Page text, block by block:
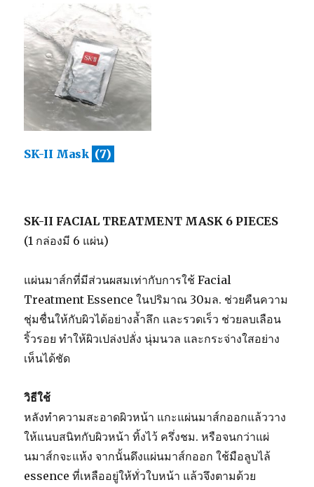
SK-II Mask (7)
SK-II FACIAL TREATMENT MASK 6 PIECES
(1 กล่องมี 6 แผ่น)
แผ่นมาส์กที่มีส่วนผสมเท่ากับการใช้ Facial
Treatment Essence ในปริมาณ 30มล. ช่วยคืนความ
ชุ่มชื่นให้กับผิวได้อย่างล้ำลึก และรวดเร็ว ช่วยลบเลือน
ริ้วรอย ทำให้ผิวเปล่งปลั่ง นุ่มนวล และกระจ่างใสอย่าง
เห็นได้ชัด
วิธีใช้
หลังทำความสะอาดผิวหน้า แกะแผ่นมาส์กออกแล้ววาง
ให้แนบสนิทกับผิวหน้า ทิ้งไว้ ครึ่งชม. หรือจนกว่าแผ่
นมาส์กจะแห้ง จากนั้นดึงแผ่นมาส์กออก ใช้มือลูบไล้
essence ที่เหลืออยู่ให้ทั่วใบหน้า แล้วจึงตามด้วย